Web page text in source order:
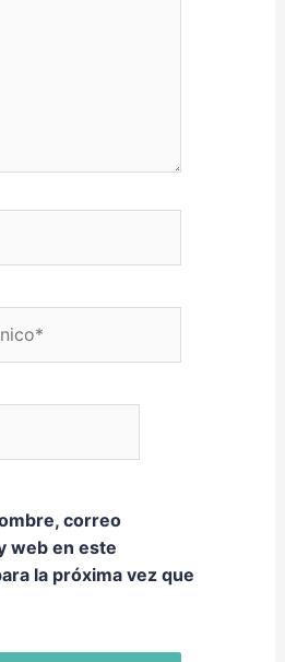
correo
web en este
la próxima vez que